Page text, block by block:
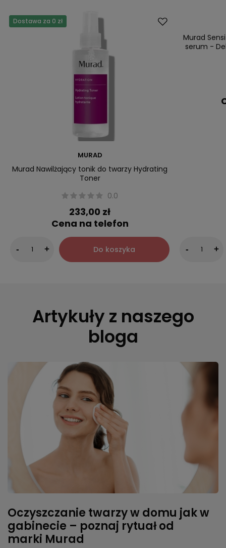
Dostawa za 0 zł
MURAD
Murad Nawilżający tonik do twarzy Hydrating
Toner
0.0
233,00 zł
Cena na telefon
- + Do koszyka
Murad
serum -
- +
Artykuły z naszego
bloga
Oczyszczanie twarzy w domu jak w
gabinecie – poznaj rytuał od
marki Murad